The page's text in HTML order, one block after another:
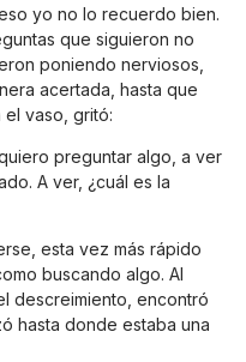
yo no lo recuerdo bien.
que siguieron no
poniendo nerviosos,
acertada, hasta que
vaso, gritó:
quiero preguntar algo, a ver
A ver, ¿cuál es la
esta vez más rápido
buscando algo. Al
descreimiento, encontró
hasta donde estaba una